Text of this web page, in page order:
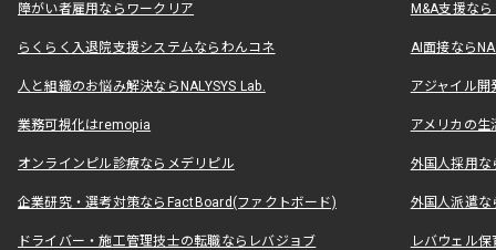
障がい者雇用ならワークリア M&A支援な
らくらく入退院支援システムならわんコネ AI面接なら
人と組織のお悩み解決ならNALYSYS Lab. アジャイル
業務可視化はremopia アメリカの
オンラインピル診療ならメデリピル 外国人採用
企業研究・選考対策ならFactBoard(ファクトボード) 外国人派遣な
ドライバー・施工管理技士の転職ならレバジョブ レバウェル